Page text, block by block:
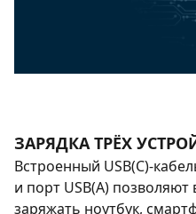
ЗАРЯДКА ТРЁХ
Встроенный USB(C)-
и порт USB(A)
заряжать ноутбук,